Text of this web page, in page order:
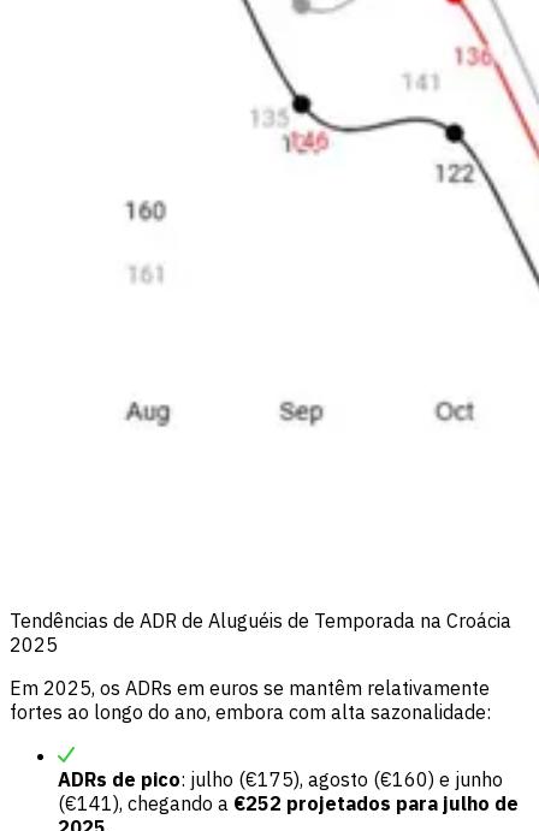
Tendências de ADR de Aluguéis de Temporada na Croácia
2025
Em 2025, os ADRs em euros se mantêm relativamente
fortes ao longo do ano, embora com alta sazonalidade:
ADRs de pico: julho (€175), agosto (€160) e junho
(€141), chegando a €252 projetados para julho de